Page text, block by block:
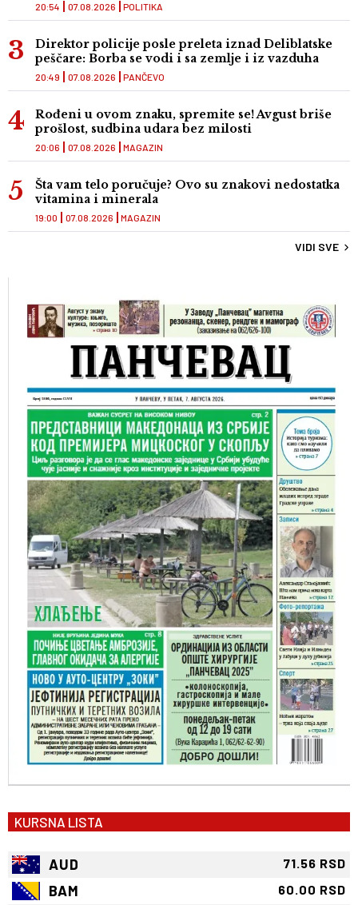
POLITIKA
20:54 07.08.2026
Direktor policije posle preleta iznad Deliblatske
peščare: Borba se vodi i sa zemlje i iz vazduha
PANČEVO
20:49 07.08.2026
Rođeni u ovom znaku, spremite se! Avgust briše
prošlost, sudbina udara bez milosti
MAGAZIN
20:06 07.08.2026
Šta vam telo poručuje? Ovo su znakovi nedostatka
vitamina i minerala
MAGAZIN
19:00 07.08.2026
VIDI SVE
KURSNA LISTA
AUD 71.56 RSD
BAM 60.00 RSD